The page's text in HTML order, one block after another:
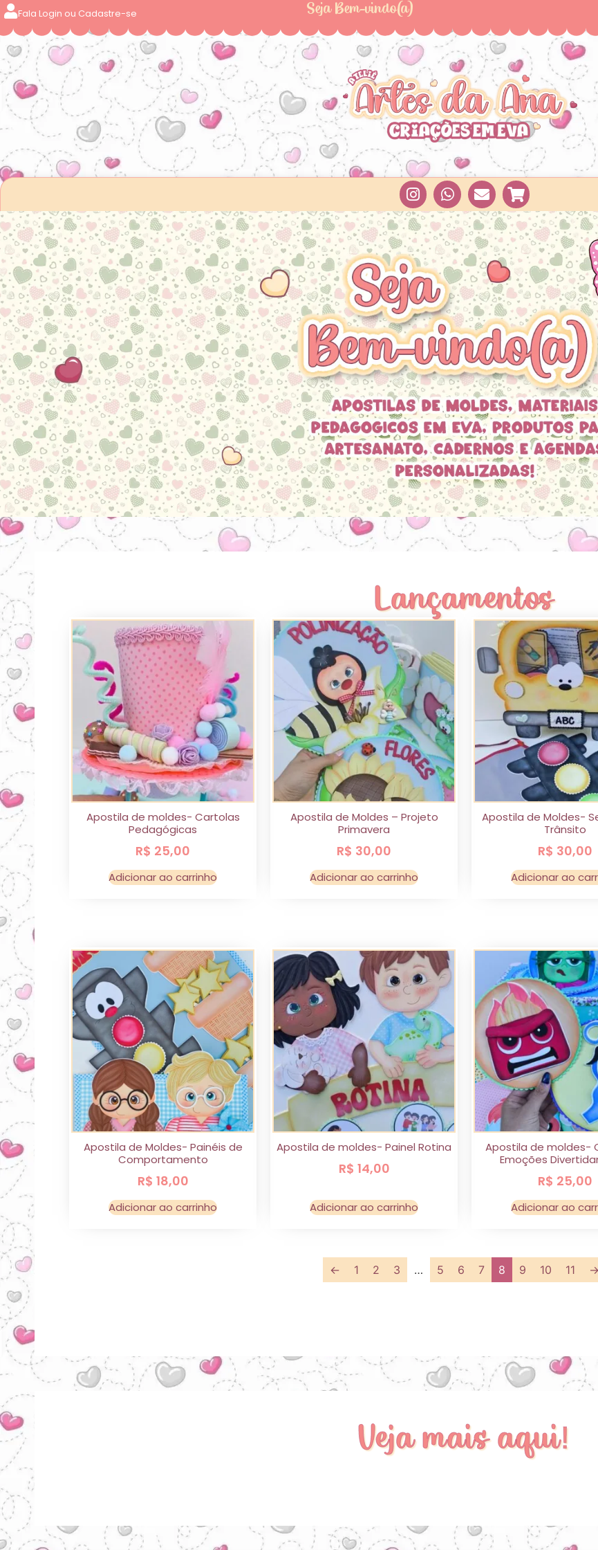
Fala Login ou Cadastre-se Seja Bem-vindo(a)
Lançamentos
Apostila de moldes- Cartolas
Pedagógicas
R$ 25,00
Adicionar ao carrinho
Apostila de Moldes – Projeto
Primavera
R$ 30,00
Adicionar ao carrinho
Apostila de Moldes-
Trânsito
R$ 30,00
Adicionar ao
Apostila de Moldes- Painéis de
Comportamento
R$ 18,00
Adicionar ao carrinho
Apostila de moldes- Painel Rotina
R$ 14,00
Adicionar ao carrinho
Apostila de moldes-
Emoções
R$ 25,00
Adicionar ao
← 1 2 3 … 5 6 7 8 9 10 11 →
Veja mais aqui!